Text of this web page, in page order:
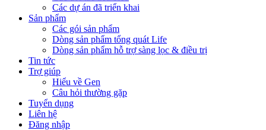
Các dự án đã triển khai
Sản phẩm
Các gói sản phẩm
Dòng sản phẩm tổng quát Life
Dòng sản phẩm hỗ trợ sàng lọc & điều trị
Tin tức
Trợ giúp
Hiểu về Gen
Câu hỏi thường gặp
Tuyển dụng
Liên hệ
Đăng nhập